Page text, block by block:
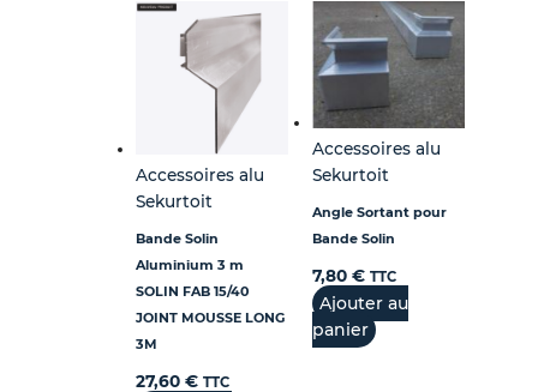
Accessoires alu
Sekurtoit
Bande Solin
Aluminium 3 m
SOLIN FAB 15/40
JOINT MOUSSE LONG
3M
27,60 € TTC
Accessoires alu
Sekurtoit
Angle Sortant pour
Bande Solin
7,80 € TTC
Ajouter au
panier